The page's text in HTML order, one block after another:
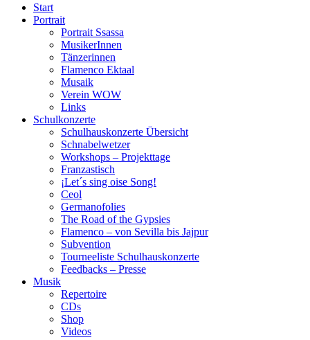
Start
Portrait
Portrait Ssassa
MusikerInnen
Tänzerinnen
Flamenco Ektaal
Musaik
Verein WOW
Links
Schulkonzerte
Schulhauskonzerte Übersicht
Schnabelwetzer
Workshops – Projekttage
Franzastisch
¡Let´s sing oise Song!
Ceol
Germanofolies
The Road of the Gypsies
Flamenco – von Sevilla bis Jajpur
Subvention
Tourneeliste Schulhauskonzerte
Feedbacks – Presse
Musik
Repertoire
CDs
Shop
Videos